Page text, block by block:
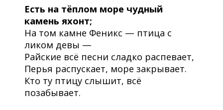
Есть на тёплом море чудный
камень яхонт;
На том камне Феникс — птица с
ликом девы —
Райские всё песни сладко распевает,
Перья распускает, море закрывает.
Кто ту птицу слышит, всё
позабывает.